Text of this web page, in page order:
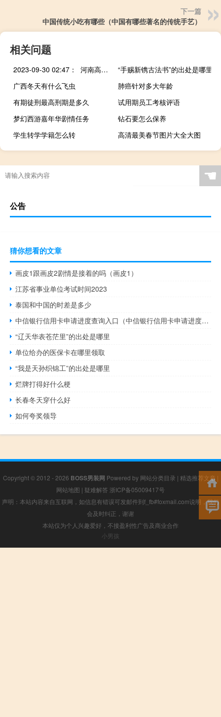
下一篇
中国传统小吃有哪些（中国有哪些著名的传统手艺）
相关问题
2023-09-30 02:47： 河南高速交警总队指挥中心提示：截至9月30日02时47分 目前河南省高速通行情况：目前河南省高速通行情况：因雾，禁止所有车辆上站的路段：郑民高速：白云寺站商登高速：睢县西站-商丘机场站连霍高速：民权站-商丘睢阳站商南高速：柘城西站-商丘梁园站台辉高速：台前站-濮阳站德上高 ​​​
“手赐新镌古法书”的出处是哪里
广西冬天有什么飞虫
肺癌针对多大年龄
有期徒刑最高刑期是多久
试用期员工考核评语
梦幻西游嘉年华剧情任务
钻石要怎么保养
学生转学学籍怎么转
高清最美春节图片大全大图
☚
公告
猜你想看的文章
画皮1跟画皮2剧情是接着的吗（画皮1）
江苏省事业单位考试时间2023
泰国和中国的时差是多少
中信银行信用卡申请进度查询入口（中信银行信用卡申请进度查询怎么查）
“辽天华表苍茫里”的出处是哪里
单位给办的医保卡在哪里领取
“我是天孙织锦工”的出处是哪里
烂牌打得好什么梗
长春冬天穿什么好
如何夸奖领导
Copyright © 2012 - 2026 BOSS男装网 Powered by 网站分类目录 | 精选推荐文章 |
网站地图 | 疑难解答 浙ICP备05009417号
声明：本站内容来自互联网，如信息有错误可发邮件到f_fb#foxmail.com说明，我们
会及时纠正，谢谢
本站仅为个人兴趣爱好，不接盈利性广告及商业合作
小男孩